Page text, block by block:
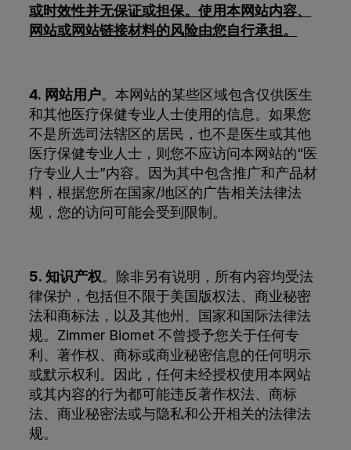
或时效性并无保证或担保。使用本网站内容、
网站或网站链接材料的风险由您自行承担。
4. 网站用户。本网站的某些区域包含仅供医生
和其他医疗保健专业人士使用的信息。如果您
不是所选司法辖区的居民，也不是医生或其他
医疗保健专业人士，则您不应访问本网站的“医
疗专业人士”内容。因为其中包含推广和产品材
料，根据您所在国家/地区的广告相关法律法
规，您的访问可能会受到限制。
5. 知识产权。除非另有说明，所有内容均受法
律保护，包括但不限于美国版权法、商业秘密
法和商标法，以及其他州、国家和国际法律法
规。Zimmer Biomet 不曾授予您关于任何专
利、著作权、商标或商业秘密信息的任何明示
或默示权利。因此，任何未经授权使用本网站
或其内容的行为都可能违反著作权法、商标
法、商业秘密法或与隐私和公开相关的法律法
规。